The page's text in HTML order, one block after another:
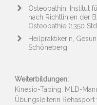
Osteopathin, Institut
nach Richtlinien der
Osteopathie (1350
Heilpraktikerin,
Schöneberg
Weiterbildungen:
Kinesio-Taping, MLD-
Übungsleiterin